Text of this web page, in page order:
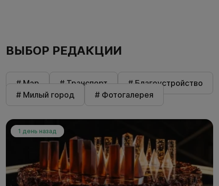
ВЫБОР РЕДАКЦИИ
# Мэр # Транспорт
# Благоустройство
# Милый город
# Фотогалерея
1 день назад